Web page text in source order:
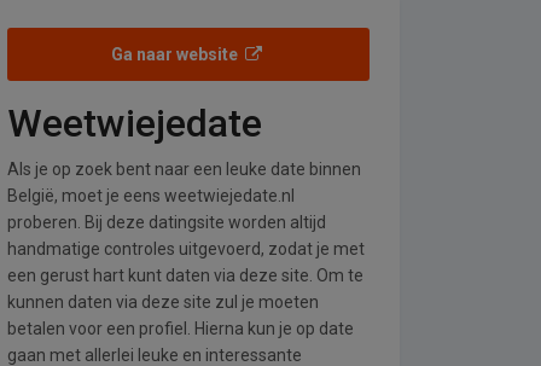
Ga naar website
Weetwiejedate
Als je op zoek bent naar een leuke date binnen
België, moet je eens weetwiejedate.nl
proberen. Bij deze datingsite worden altijd
handmatige controles uitgevoerd, zodat je met
een gerust hart kunt daten via deze site. Om te
kunnen daten via deze site zul je moeten
betalen voor een profiel. Hierna kun je op date
gaan met allerlei leuke en interessante